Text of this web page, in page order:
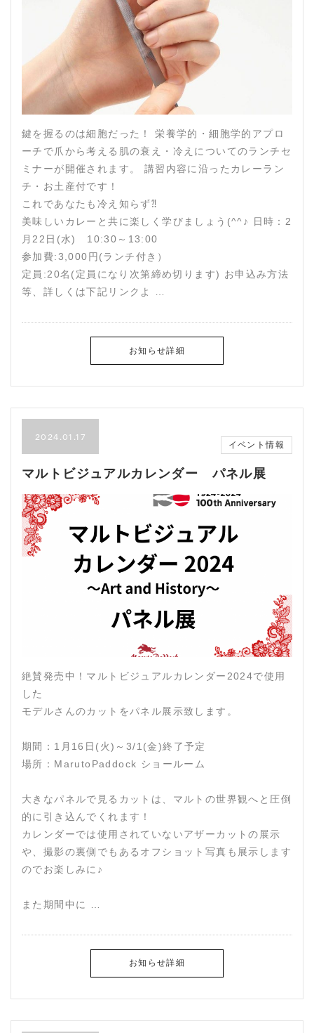
鍵を握るのは細胞だった！ 栄養学的・細胞学的アプロ
ーチで爪から考える肌の衰え・冷えについてのランチセ
ミナーが開催されます。 講習内容に沿ったカレーラン
チ・お土産付です！
これであなたも冷え知らず⁈
美味しいカレーと共に楽しく学びましょう(^^♪ 日時：2
月22日(水) 10:30～13:00
参加費:3,000円(ランチ付き）
定員:20名(定員になり次第締め切ります) お申込み方法
等、詳しくは下記リンクよ …
お知らせ詳細
2024.01.17
イベント情報
マルトビジュアルカレンダー パネル展
絶賛発売中！マルトビジュアルカレンダー2024で使用
した
モデルさんのカットをパネル展示致します。
期間：1月16日(火)～3/1(金)終了予定
場所：MarutoPaddock ショールーム
大きなパネルで見るカットは、マルトの世界観へと圧倒
的に引き込んでくれます！
カレンダーでは使用されていないアザーカットの展示
や、撮影の裏側でもあるオフショット写真も展示します
のでお楽しみに♪
また期間中に …
お知らせ詳細